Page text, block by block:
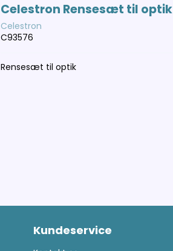
Celestron Rensesæt til optik
Celestron
C93576
Rensesæt til optik
Kundeservice